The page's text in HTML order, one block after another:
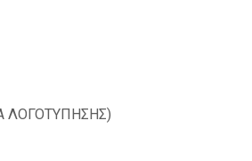
ΛΟΓΟΤΥΠΗΣΗΣ)